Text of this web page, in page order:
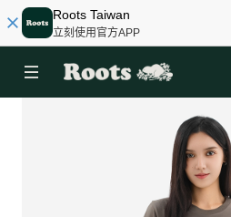
Roots Taiwan
立刻使用官方APP